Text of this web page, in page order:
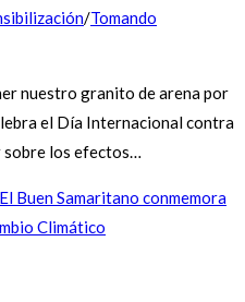
/Tomando
nuestro granito de arena por
el Día Internacional contra
sobre los efectos…
Buen Samaritano conmemora
Climático